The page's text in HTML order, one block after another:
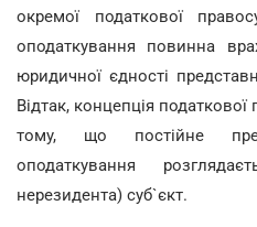
окремої податкової
оподаткування повинна
юридичної єдності
Відтак, концепція
тому, що постійне
оподаткування
нерезидента) суб`єкт.